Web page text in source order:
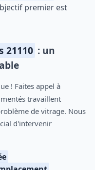
premier est
21110 : un
! Faites appel à
travaillent
de vitrage. Nous
d'intervenir